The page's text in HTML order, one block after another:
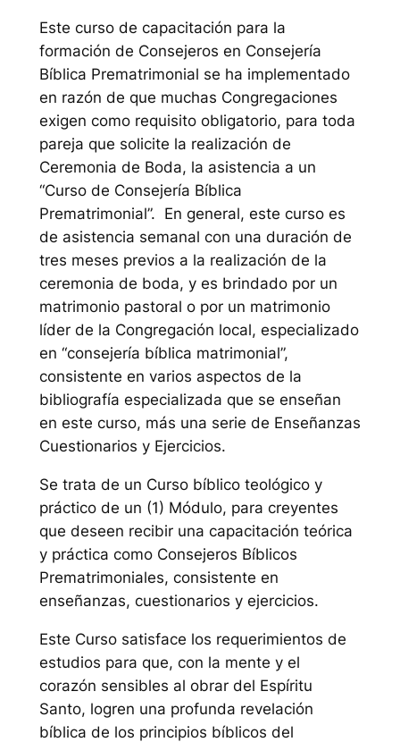
Este curso de capacitación para la
formación de Consejeros en Consejería
Bíblica Prematrimonial se ha implementado
en razón de que muchas Congregaciones
exigen como requisito obligatorio, para toda
pareja que solicite la realización de
Ceremonia de Boda, la asistencia a un
“Curso de Consejería Bíblica
Prematrimonial”. En general, este curso es
de asistencia semanal con una duración de
tres meses previos a la realización de la
ceremonia de boda, y es brindado por un
matrimonio pastoral o por un matrimonio
líder de la Congregación local, especializado
en “consejería bíblica matrimonial”,
consistente en varios aspectos de la
bibliografía especializada que se enseñan
en este curso, más una serie de Enseñanzas
Cuestionarios y Ejercicios.
Se trata de un Curso bíblico teológico y
práctico de un (1) Módulo, para creyentes
que deseen recibir una capacitación teórica
y práctica como Consejeros Bíblicos
Prematrimoniales, consistente en
enseñanzas, cuestionarios y ejercicios.
Este Curso satisface los requerimientos de
estudios para que, con la mente y el
corazón sensibles al obrar del Espíritu
Santo, logren una profunda revelación
bíblica de los principios bíblicos del